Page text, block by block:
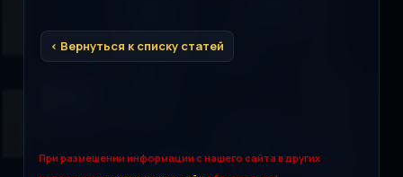
< Вернуться к списку статей
При размещении информации с нашего сайта в других